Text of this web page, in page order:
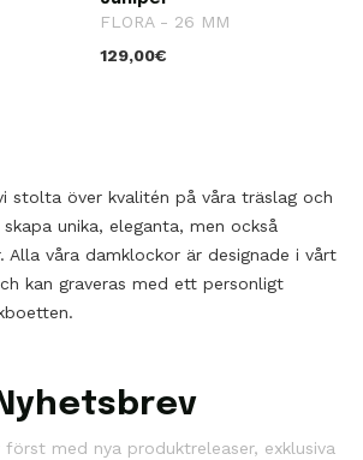
FLORA - 26 MM
129,00€
stolta över kvalitén på våra träslag och
unika, eleganta, men också
Alla våra damklockor är designade i vårt
kan graveras med ett personligt
med nya produktreleaser, exklusiva